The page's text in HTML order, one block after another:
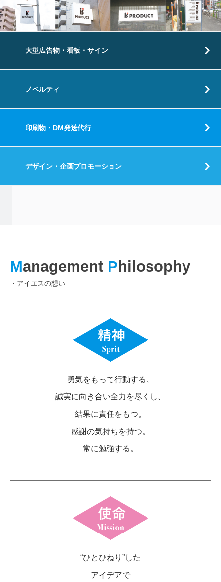
大型広告物・看板・サイン
ノベルティ
印刷物・DM発送代行
デザイン・企画プロモーション
Management P hilosophy
・アイエスの想い
勇気をもって行動する。
誠実に向き合い全力を尽くし、
結果に責任をもつ。
感謝の気持ちを持つ。
常に勉強する。
“ひとひねり”した
アイデアで